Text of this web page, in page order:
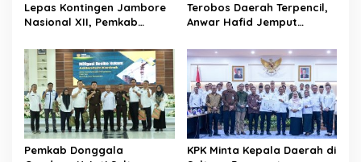
Lepas Kontingen Jambore
Nasional XII, Pemkab
Pramuka Jadi Duta
Karakter dan Kebanggaan
Daerah
Terobos Daerah Terpencil,
Anwar Hafid Jemput
“Tak Boleh Ada Wilayah
yang Tertinggal”
Pemkab Donggala
KPK Minta Kepala Daerah di